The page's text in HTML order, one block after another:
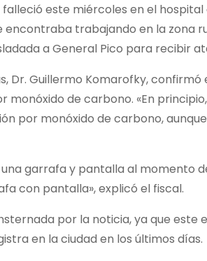
falleció este miércoles en el
encontraba trabajando en la zona
a General Pico para recibir
Dr. Guillermo Komarofky, confirmó
de carbono. «En
por monóxido de carbono,
garrafa y pantalla al momento
con pantalla», explicó el fiscal.
por la noticia, ya que
en la ciudad en los últimos días.